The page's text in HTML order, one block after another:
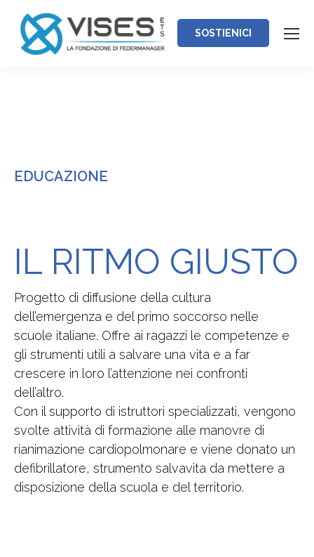
SOSTIENICI
EDUCAZIONE
IL RITMO GIUSTO
Progetto di diffusione della cultura
dell’emergenza e del primo soccorso nelle
scuole italiane. Offre ai ragazzi le competenze e
gli strumenti utili a salvare una vita e a far
crescere in loro l’attenzione nei confronti
dell’altro.
Con il supporto di istruttori specializzati, vengono
svolte attività di formazione alle manovre di
rianimazione cardiopolmonare e viene donato un
defibrillatore, strumento salvavita da mettere a
disposizione della scuola e del territorio.